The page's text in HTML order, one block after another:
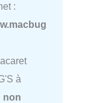
:
à
non